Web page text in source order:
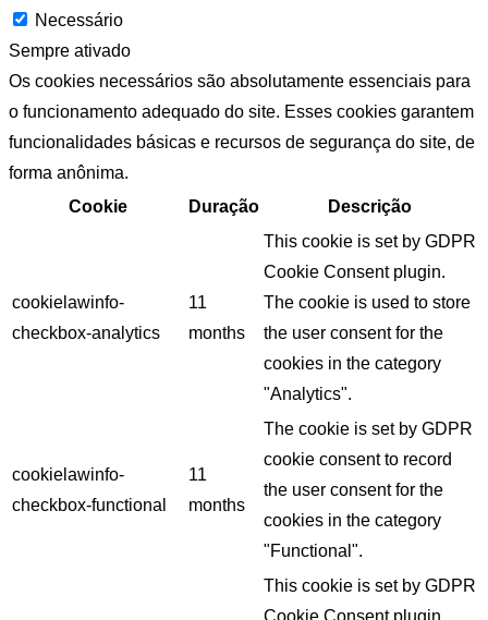
Necessário
Sempre ativado
Os cookies necessários são absolutamente essenciais para
o funcionamento adequado do site. Esses cookies garantem
funcionalidades básicas e recursos de segurança do site, de
forma anônima.
Cookie
Duração Descrição
cookielawinfo-
checkbox-analytics
11
months
This cookie is set by GDPR
Cookie Consent plugin.
The cookie is used to store
the user consent for the
cookies in the category
"Analytics".
cookielawinfo-
checkbox-functional
11
months
The cookie is set by GDPR
cookie consent to record
the user consent for the
cookies in the category
"Functional".
This cookie is set by GDPR
Cookie Consent plugin.